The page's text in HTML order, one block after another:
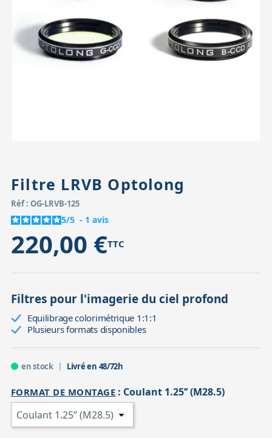
Accessoires pour montures
Têtes
Pièces détachées
Filtre LRVB Optolong
Réf : OG-LRVB-125
5/5 - 1 avis
220,00 €TTC
Filtres pour l'imagerie du ciel profond
Equilibrage colorimétrique 1:1:1
Plusieurs formats disponibles
en stock Livré en 48/72h
FORMAT DE MONTAGE : Coulant 1.25’’ (M28.5)